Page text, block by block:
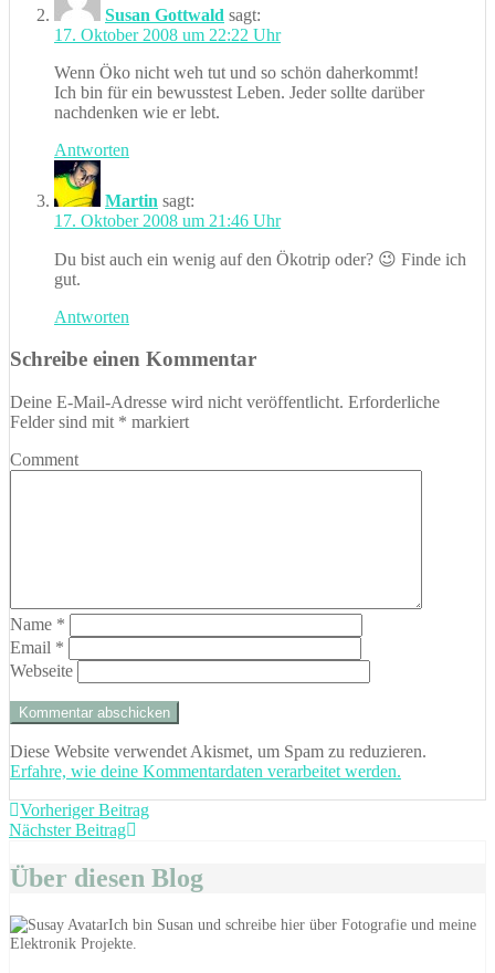
Susan Gottwald sagt:
17. Oktober 2008 um 22:22 Uhr
Wenn Öko nicht weh tut und so schön daherkommt!
Ich bin für ein bewusstest Leben. Jeder sollte darüber
nachdenken wie er lebt.
Antworten
Martin sagt:
17. Oktober 2008 um 21:46 Uhr
Du bist auch ein wenig auf den Ökotrip oder? 😉 Finde ich
gut.
Antworten
Schreibe einen Kommentar
Deine E-Mail-Adresse wird nicht veröffentlicht. Erforderliche
Felder sind mit * markiert
Comment
Name *
Email *
Webseite
Diese Website verwendet Akismet, um Spam zu reduzieren.
Erfahre, wie deine Kommentardaten verarbeitet werden.
Beitragsnavigation
Vorheriger BeitragVorheriger
Nächster Beitrag
Über diesen Blog
Ich bin Susan und schreibe hier über Fotografie und meine
Elektronik Projekte.